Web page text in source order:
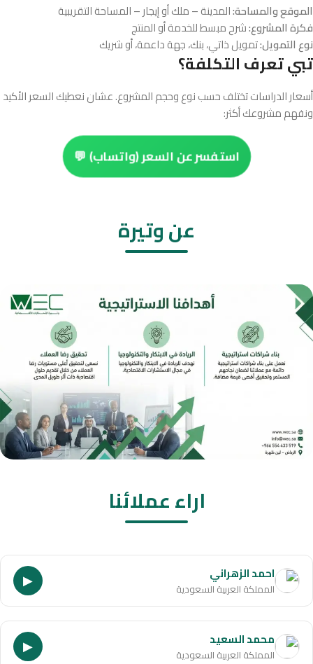
الموقع والمساحة:المدينة – ملك أو إيجار – المساحة التقريبية
فكرة المشروع:شرح مبسط للخدمة أو المنتج
نوع التمويل:تمويل ذاتي، بنك، جهة داعمة، أو شريك
تبي تعرف التكلفة؟
أسعار الدراسات تختلف حسب نوع وحجم المشروع. عشان نعطيك السعر الأكيد
ونفهم مشروعك أكثر:
استفسر عن السعر (واتساب) 💬
عن وتيرة
اراء عملائنا
▶ احمد الزهراني
المملكة العربية السعودية
▶ محمد السعيد
المملكة العربية السعودية